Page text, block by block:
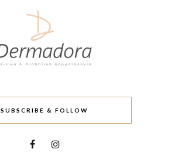
SUBSCRIBE & FOLLOW